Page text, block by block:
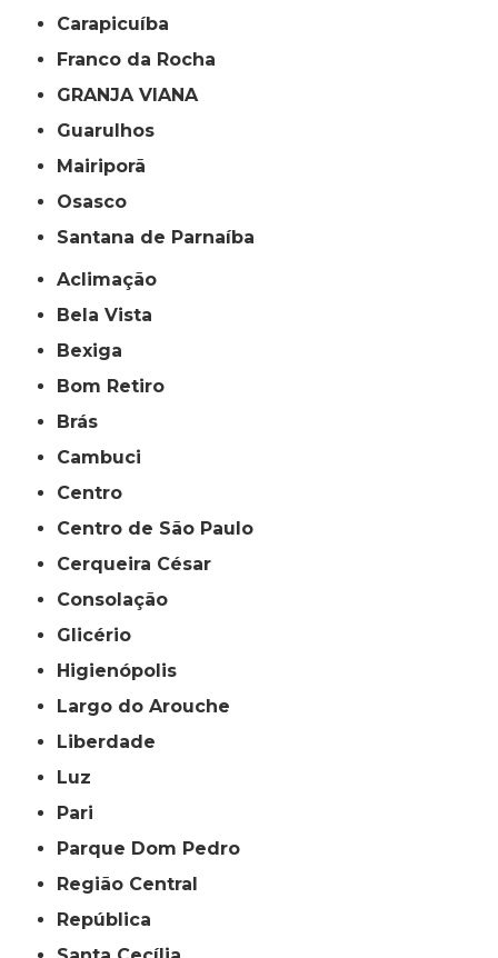
Carapicuíba
Franco da Rocha
GRANJA VIANA
Guarulhos
Mairiporã
Osasco
Santana de Parnaíba
Aclimação
Bela Vista
Bexiga
Bom Retiro
Brás
Cambuci
Centro
Centro de São Paulo
Cerqueira César
Consolação
Glicério
Higienópolis
Largo do Arouche
Liberdade
Luz
Pari
Parque Dom Pedro
Região Central
República